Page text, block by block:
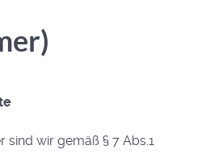
sind wir gemäß § 7 Abs.1